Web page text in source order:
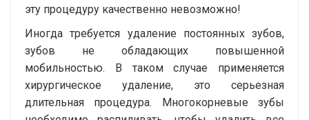
эту процедуру качественно невозможно!
Иногда требуется удаление постоянных зубов,
зубов не обладающих повышенной
мобильностью. В таком случае применяется
хирургическое удаление, это серьезная
длительная процедура. Многокорневые зубы